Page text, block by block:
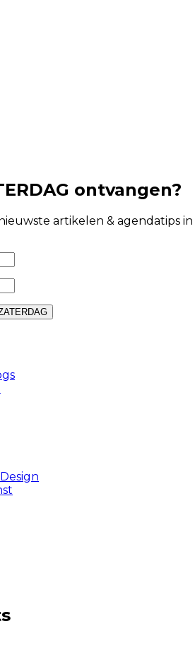
ontvangen?
artikelen & agendatips in